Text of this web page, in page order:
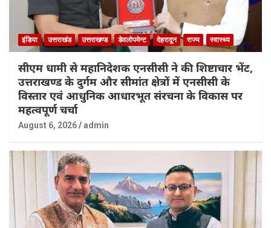
इंडिया उत्तराखंड उत्तराखण्ड डेवलोपमेन्ट देहरादून राज्य स्वास्थ्य
सीएम धामी से महानिदेशक एनसीसी ने की शिष्टाचार भेंट,
उत्तराखण्ड के दुर्गम और सीमांत क्षेत्रों में एनसीसी के
विस्तार एवं आधुनिक आधारभूत संरचना के विकास पर
महत्वपूर्ण चर्चा
August 6, 2026 admin